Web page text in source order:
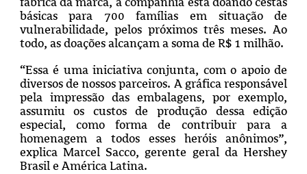
básicas para 700 famílias em situação de
vulnerabilidade, pelos próximos três meses. Ao
todo, as doações alcançam a soma de R$ 1 milhão.
“Essa é uma iniciativa conjunta, com o apoio de
diversos de nossos parceiros. A gráfica responsável
pela impressão das embalagens, por exemplo,
assumiu os custos de produção dessa edição
especial, como forma de contribuir para a
homenagem a todos esses heróis anônimos”,
explica Marcel Sacco, gerente geral da Hershey
Brasil e América Latina.